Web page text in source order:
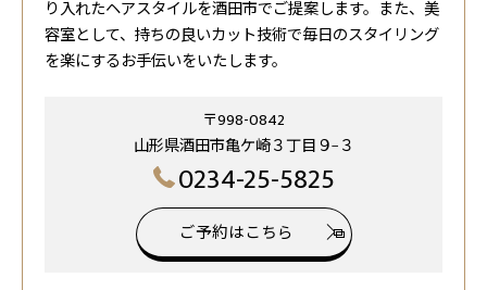
り入れたヘアスタイルを酒田市でご提案します。また、美
容室として、持ちの良いカット技術で毎日のスタイリング
を楽にするお手伝いをいたします。
〒998-0842
山形県酒田市亀ケ崎３丁目９−３
0234-25-5825
ご予約はこちら